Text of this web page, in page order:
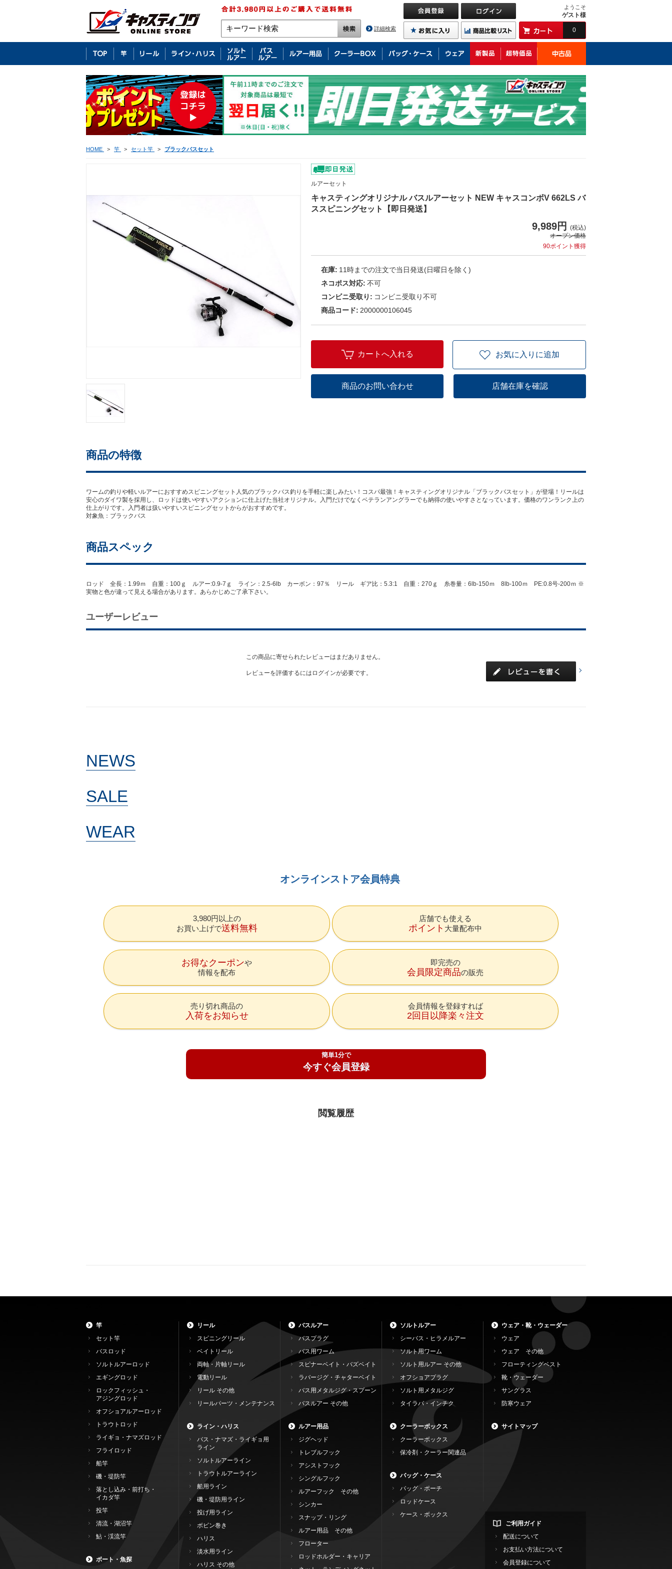
詳細検索
ようこそ
ゲスト様
0
HOME > 竿 > セット竿 > ブラックバスセット
ルアーセット
キャスティングオリジナル バスルアーセット NEW キャスコンボV 662LS バ
ススピニングセット【即日発送】
9,989円
(税込)
オープン価格
90ポイント獲得
在庫: 11時までの注文で当日発送(日曜日を除く)
ネコポス対応: 不可
コンビニ受取り: コンビニ受取り不可
商品コード: 2000000106045
カートへ入れる お気に入りに追加
商品のお問い合わせ 店舗在庫を確認
商品の特徴
ワームの釣りや軽いルアーにおすすめスピニングセット人気のブラックバス釣りを手軽に楽しみたい！コスパ最強！キャスティングオリジナル「ブラックバスセット」が登場！リールは
安心のダイワ製を採用し、ロッドは使いやすいアクションに仕上げた当社オリジナル。入門だけでなくベテランアングラーでも納得の使いやすさとなっています。価格のワンランク上の
仕上がりです。入門者は扱いやすいスピニングセットからがおすすめです。
対象魚：ブラックバス
商品スペック
ロッド 全長：1.99ｍ 自重：100ｇ ルアー:0.9-7ｇ ライン：2.5-6lb カーボン：97％ リール ギア比：5.3:1 自重：270ｇ 糸巻量：6lb-150ｍ 8lb-100ｍ PE:0.8号-200ｍ ※
実物と色が違って見える場合があります。あらかじめご了承下さい。
ユーザーレビュー
この商品に寄せられたレビューはまだありません。
レビューを評価するには ログインが必要です。
NEWS
SALE
WEAR
オンラインストア会員特典
3,980円以上の
お買い上げで送料無料
店舗でも使える
ポイント 大量配布中
お得なクーポン
情報を配布
即完売の
会員限定商品の販売
売り切れ商品の
入荷をお知らせ
会員情報を登録すれば
2回目以降楽々注文
簡単1分で
今すぐ会員登録
閲覧履歴
竿
セット竿
バスロッド
ソルトルアーロッド
エギングロッド
ロックフィッシュ・
アジングロッド
オフショアルアーロッド
トラウトロッド
ライギョ・ナマズロッド
フライロッド
船竿
磯・堤防竿
落とし込み・前打ち・
イカダ竿
投竿
清流・湖沼竿
鮎・渓流竿
ボート・魚探
リール
スピニングリール
ベイトリール
両軸・片軸リール
電動リール
リール その他
リールパーツ・メンテナンス
ライン・ハリス
バス・ナマズ・ライギョ用
ライン
ソルトルアーライン
トラウトルアーライン
船用ライン
磯・堤防用ライン
投げ用ライン
ボビン巻き
ハリス
淡水用ライン
ハリス その他
バスルアー
バスプラグ
バス用ワーム
スピナーベイト・バズベイト
ラバージグ・チャターベイト
バス用メタルジグ・スプーン
バスルアー その他
ルアー用品
ジグヘッド
トレブルフック
アシストフック
シングルフック
ルアーフック その他
シンカー
スナップ・リング
ルアー用品 その他
フローター
ロッドホルダー・キャリア
ソルトルアー
シーバス・ヒラメルアー
ソルト用ワーム
ソルト用ルアー その他
オフショアプラグ
ソルト用メタルジグ
タイラバ・インチク
クーラーボックス
クーラーボックス
保冷剤・クーラー関連品
バッグ・ケース
バッグ・ポーチ
ロッドケース
ケース・ボックス
ウェア・靴・ウェーダー
ウェア
ウェア その他
フローティングベスト
靴・ウェーダー
サングラス
防寒ウェア
サイトマップ
ご利用ガイド
配送について
お支払い方法について
会員登録について